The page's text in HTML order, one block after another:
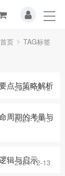
首页 TAG标签
点与策略解析
2024-12-13
周期的考量与
2024-12-13
辑与启示
2024-12-13